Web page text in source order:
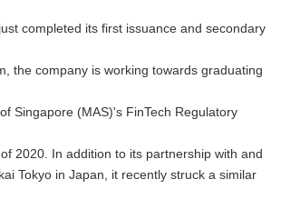
completed its first issuance and secondary
the company is working towards graduating
Singapore (MAS)'s FinTech Regulatory
2020. In addition to its partnership with and
Tokyo in Japan, it recently struck a similar